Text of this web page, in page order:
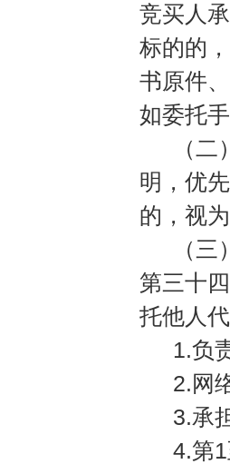
竞买人
标的的
书原件
如委托
（
明，优
的，视
（
第三十
托他人
1.负
2.网
3.承
4.第